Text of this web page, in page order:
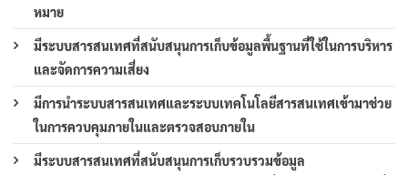
หมาย
มีระบบสารสนเทศที่สนับสนุนการเก็บข้อมูลพื้นฐานที่ใช้ในการบริหาร
และจัดการความเสี่ยง
มีการนำระบบสารสนเทศและระบบเทคโนโลยีสารสนเทศเข้ามาช่วย
ในการควบคุมภายในและตรวจสอบภายใน
มีระบบสารสนเทศที่สนับสนุนการเก็บรวบรวมข้อมูล